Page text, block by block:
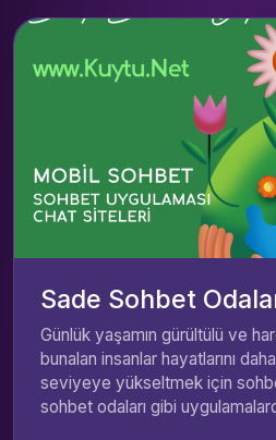
Sade Sohbet
Günlük yaşamın gürültülü ve
bunalan insanlar hayatlarını
seviyeye yükseltmek için
sohbet odaları gibi